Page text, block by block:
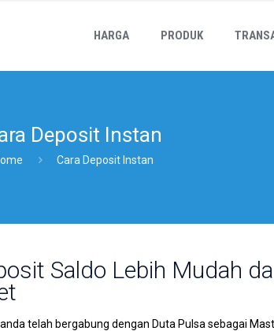
HARGA PRODUK
Deposit Instan
Cara Deposit Instan
Saldo Lebih Mudah
telah bergabung dengan Duta Pulsa sebagai